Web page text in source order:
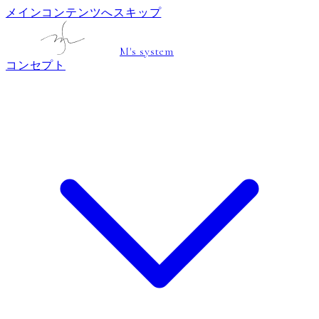
メインコンテンツへスキップ
M's system
コンセプト